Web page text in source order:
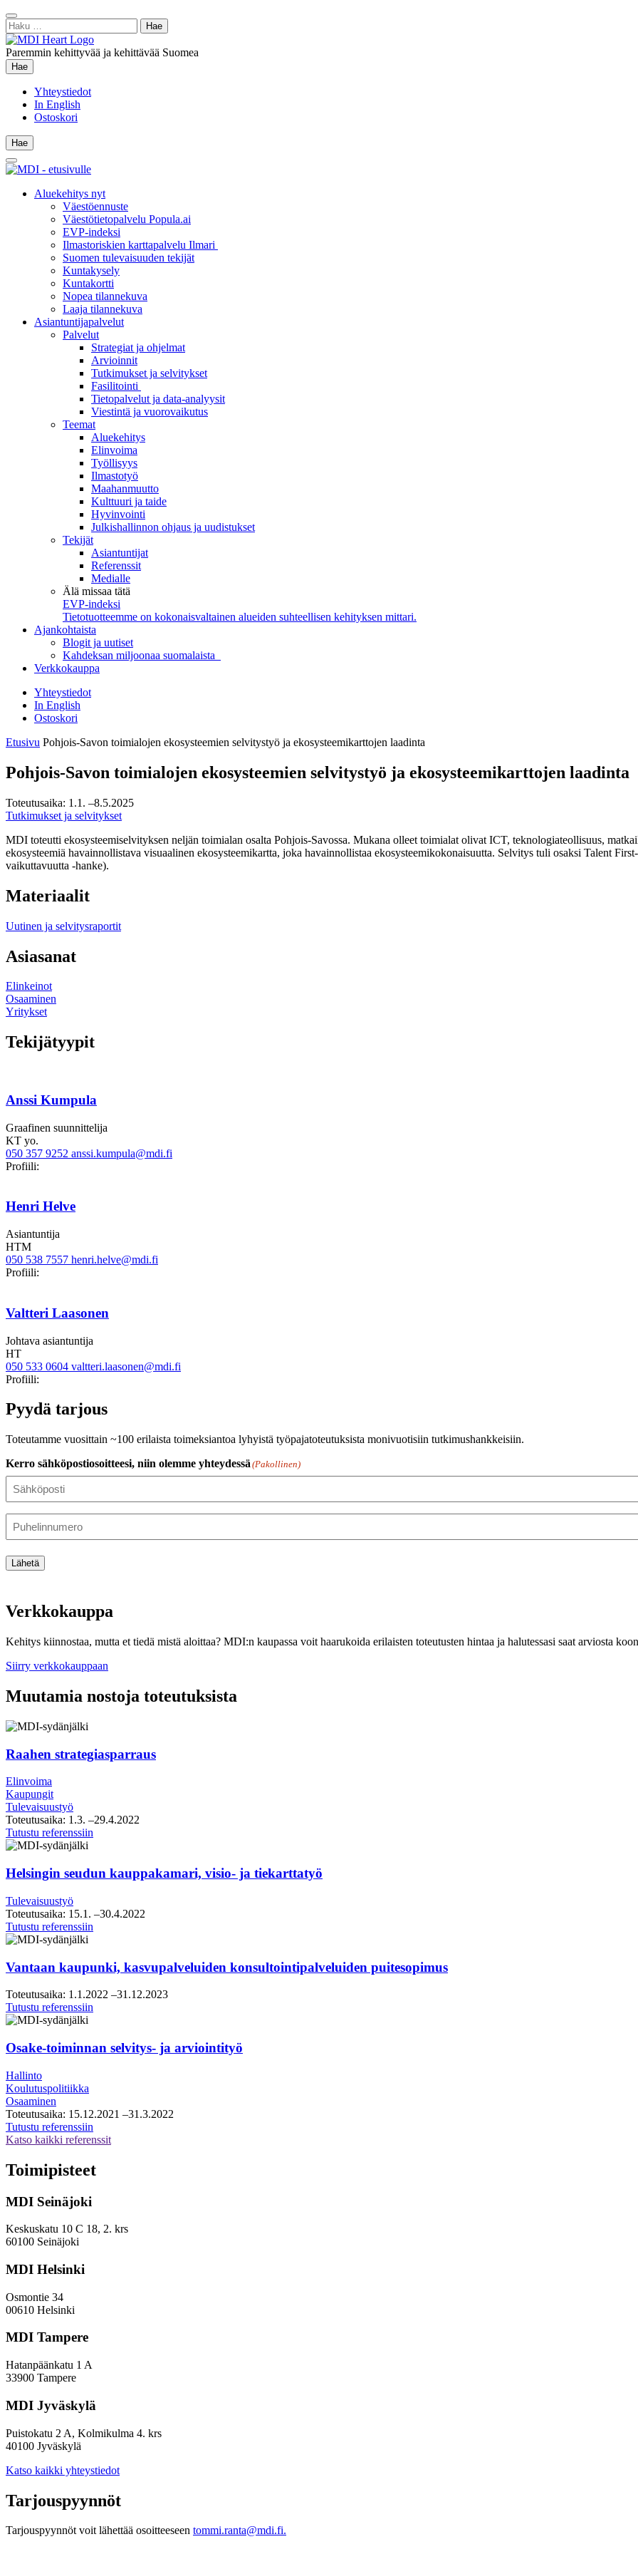
Siirry
sisältöön
Sulje
hae
Haku:
Paremmin kehittyvää ja kehittävää Suomea
Hae
Hae
Yhteystiedot
In English
Ostoskori
Hae
Hae
Main
Menu
Aluekehitys nyt
Väestöennuste
Väestötietopalvelu Popula.ai
EVP-indeksi
Ilmastoriskien karttapalvelu Ilmari
Suomen tulevaisuuden tekijät
Kuntakysely
Kuntakortti
Nopea tilannekuva
Laaja tilannekuva
Asiantuntijapalvelut
Palvelut
Strategiat ja ohjelmat
Arvioinnit
Tutkimukset ja selvitykset
Fasilitointi
Tietopalvelut ja data-analyysit
Viestintä ja vuorovaikutus
Teemat
Aluekehitys
Elinvoima
Työllisyys
Ilmastotyö
Maahanmuutto
Kulttuuri ja taide
Hyvinvointi
Julkishallinnon ohjaus ja uudistukset
Tekijät
Asiantuntijat
Referenssit
Medialle
Älä missaa tätä
EVP-indeksi
Tietotuotteemme on kokonaisvaltainen alueiden suhteellisen kehityksen mittari.
Ajankohtaista
Blogit ja uutiset
Kahdeksan miljoonaa suomalaista
Verkkokauppa
Yhteystiedot
In English
Ostoskori
Etusivu Pohjois-Savon toimialojen ekosysteemien selvitystyö ja ekosysteemikarttojen laadinta
Pohjois-Savon toimialojen ekosysteemien selvitystyö ja ekosysteemikarttojen laadinta
Toteutusaika: 1.1. –8.5.2025
Tutkimukset ja selvitykset
MDI toteutti ekosysteemiselvityksen neljän toimialan osalta Pohjois-Savossa. Mukana olleet toimialat olivat ICT, teknologiateollisuus,
ekosysteemiä havainnollistava visuaalinen ekosysteemikartta, joka havainnollistaa ekosysteemikokonaisuutta. Selvitys tuli osaksi Talent
vaikuttavuutta -hanke).
Materiaalit
Uutinen ja selvitysraportit
Asiasanat
Elinkeinot
Osaaminen
Yritykset
Tekijätyypit
Anssi Kumpula
Graafinen suunnittelija
KT yo.
050 357 9252 anssi.kumpula@mdi.fi
Profiili:
Henri Helve
Asiantuntija
HTM
050 538 7557 henri.helve@mdi.fi
Profiili:
Valtteri Laasonen
Johtava asiantuntija
HT
050 533 0604 valtteri.laasonen@mdi.fi
Profiili:
Pyydä tarjous
Toteutamme vuosittain ~100 erilaista toimeksiantoa lyhyistä työpajatoteutuksista monivuotisiin tutkimushankkeisiin.
Kerro sähköpostiosoitteesi, niin olemme yhteydessä (Pakollinen)
Lähetä
Verkkokauppa
Kehitys kiinnostaa, mutta et tiedä mistä aloittaa? MDI:n kaupassa voit haarukoida erilaisten toteutusten hintaa ja halutessasi saat arviosta
Siirry verkkokauppaan
Muutamia nostoja toteutuksista
Raahen strategiasparraus
Elinvoima
Kaupungit
Tulevaisuustyö
Toteutusaika: 1.3. –29.4.2022
Tutustu referenssiin
Helsingin seudun kauppakamari, visio- ja tiekarttatyö
Tulevaisuustyö
Toteutusaika: 15.1. –30.4.2022
Tutustu referenssiin
visio-
ja
tiekarttatyö
Vantaan kaupunki, kasvupalveluiden konsultointipalveluiden puitesopimus
Toteutusaika: 1.1.2022 –31.12.2023
Tutustu referenssiin
konsultointipalveluiden
puitesopimus
Osake-toiminnan selvitys- ja arviointityö
Hallinto
Koulutuspolitiikka
Osaaminen
Toteutusaika: 15.12.2021 –31.3.2022
Tutustu referenssiin
toiminnan
ja
arviointityö
Katso kaikki referenssit
Toimipisteet
MDI Seinäjoki
Keskuskatu 10 C 18, 2. krs
60100 Seinäjoki
MDI Helsinki
Osmontie 34
00610 Helsinki
MDI Tampere
Hatanpäänkatu 1 A
33900 Tampere
MDI Jyväskylä
Puistokatu 2 A, Kolmikulma 4. krs
40100 Jyväskylä
Katso kaikki yhteystiedot
Tarjouspyynnöt
Tarjouspyynnöt voit lähettää osoitteeseen tommi.ranta@mdi.fi.